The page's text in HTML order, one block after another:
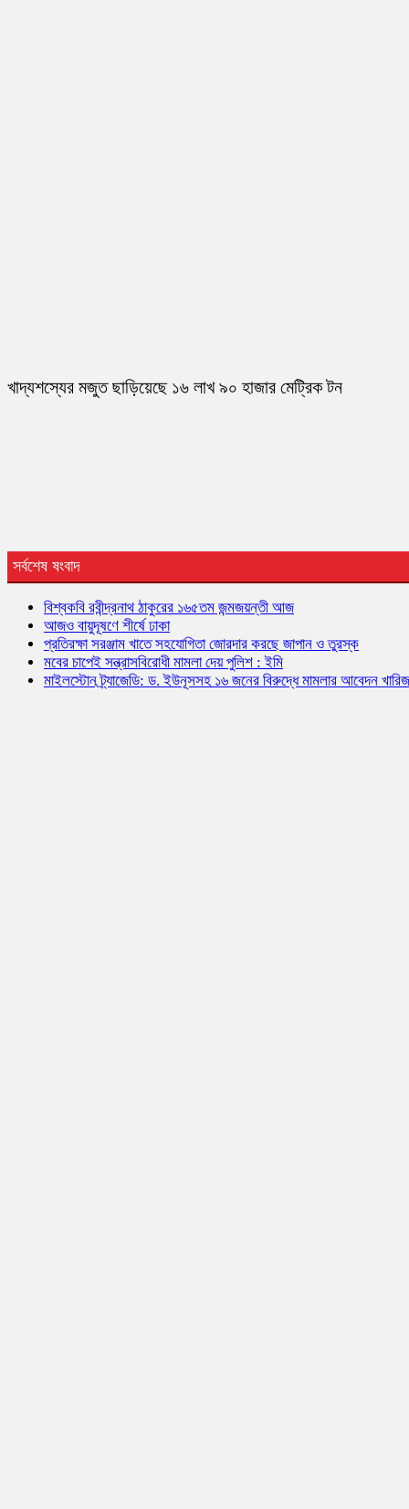
খাদ্যশস্যের মজুত ছাড়িয়েছে ১৬ লাখ ৯০ হাজার মেট্রিক টন
সর্বশেষ ষংবাদ
বিশ্বকবি রবীন্দ্রনাথ ঠাকুরের ১৬৫তম জন্মজয়ন্তী আজ
আজও বায়ুদূষণে শীর্ষে ঢাকা
প্রতিরক্ষা সরঞ্জাম খাতে সহযোগিতা জোরদার করছে জাপান ও তুরস্ক
মবের চাপেই সন্ত্রাসবিরোধী মামলা দেয় পুলিশ : ইমি
মাইলস্টোন ট্র্যাজেডি: ড. ইউনূসসহ ১৬ জনের বিরুদ্ধে মামলার আবেদন খারিজ